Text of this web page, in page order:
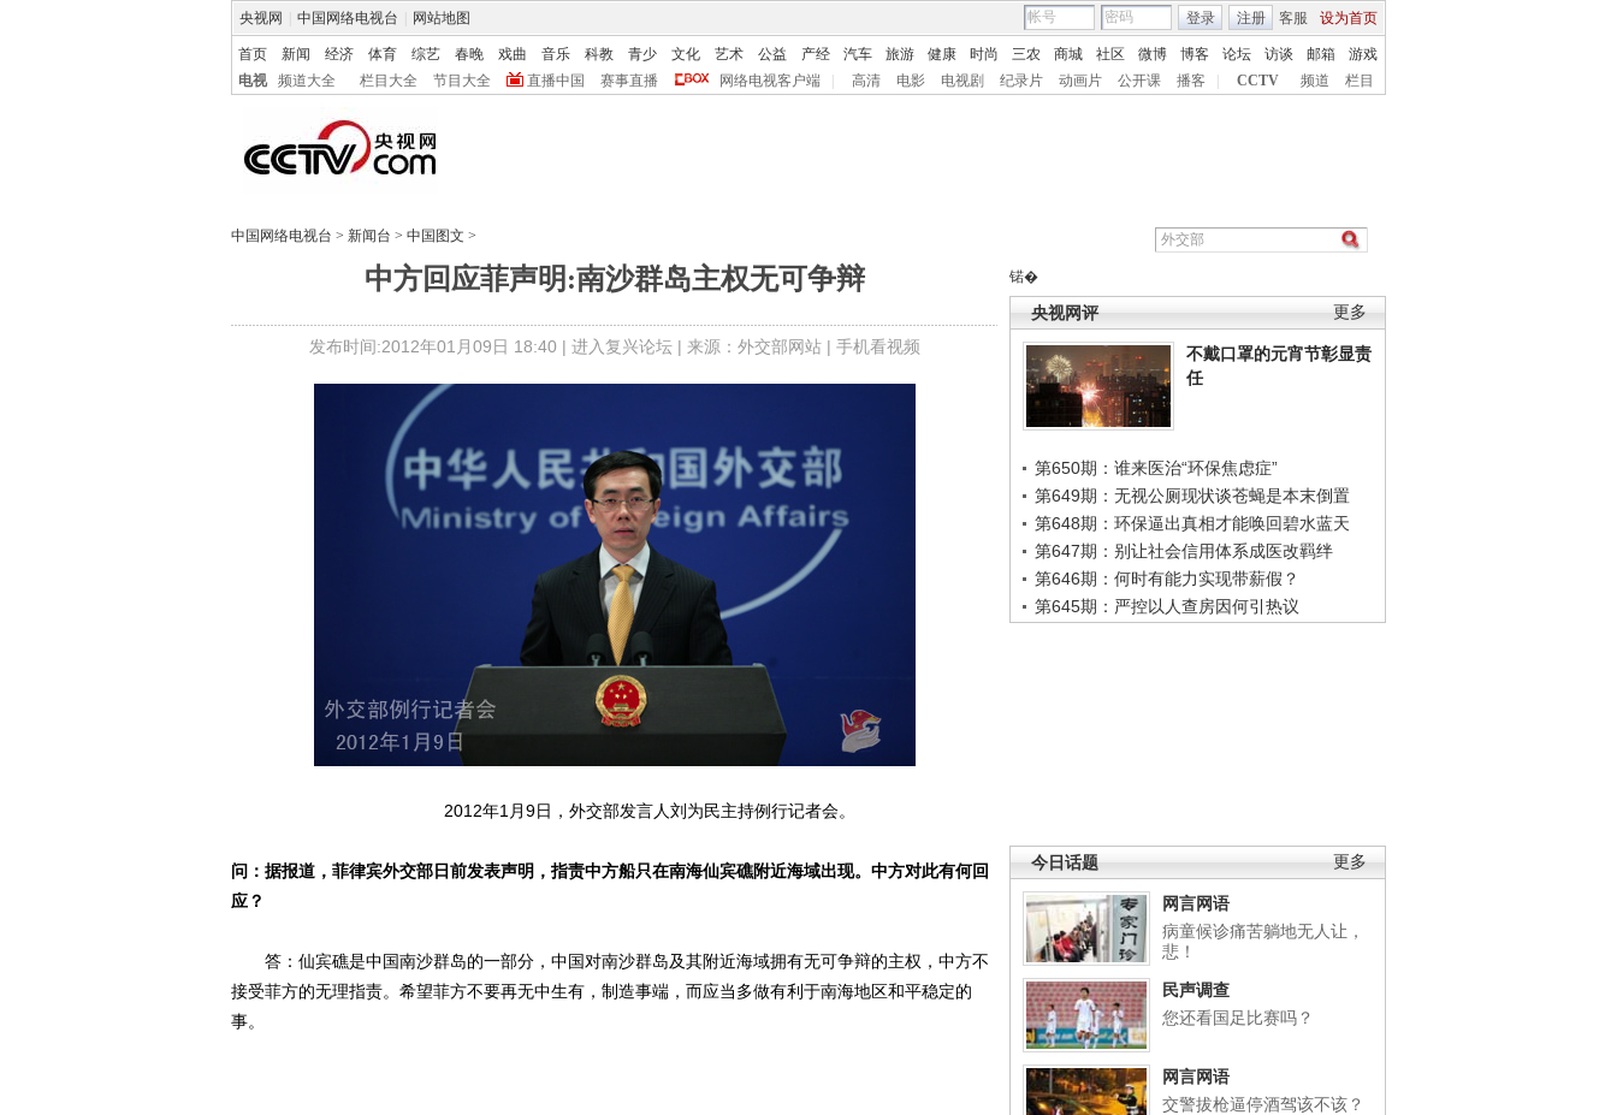
央视网 中国网络电视台 网站地图 客服 设为首页
登录 注册
首页 新闻 经济 体育 综艺 春晚 戏曲 音乐 科教 青少 文化 艺术 公益 产经 汽车 旅游 健康 时尚 三农 商城 社区 微博 博客 论坛 访谈 邮箱
游戏
电视
频道大全 栏目大全 节目大全 直播中国 赛事直播 网络电视客户端 高清 电影 电视剧 纪录片 动画片 公开课 播客 CCTV 频道 栏目
中国网络电视台 > 新闻台 > 中国图文 >
中方回应菲声明:南沙群岛主权无可争辩
发布时间:2012年01月09日 18:40 | 进入复兴论坛| 来源：外交部网站 | 手机看视频
锘�
更多
央视网评
不戴口罩的元宵节彰显责
任
第650期：谁来医治“环保焦虑症”
第649期：无视公厕现状谈苍蝇是本末倒置
第648期：环保逼出真相才能唤回碧水蓝天
第647期：别让社会信用体系成医改羁绊
第646期：何时有能力实现带薪假？
第645期：严控以人查房因何引热议
更多
今日话题
网言网语
病童候诊痛苦躺地无人让，
悲！
民声调查
您还看国足比赛吗？
网言网语
交警拔枪逼停酒驾该不该？
2012年1月9日，外交部发言人刘为民主持例行记者会。
问：据报道，菲律宾外交部日前发表声明，指责中方船只在南海仙宾礁附近海域出现。中方对此有何回
应？
答：仙宾礁是中国南沙群岛的一部分，中国对南沙群岛及其附近海域拥有无可争辩的主权，中方不
接受菲方的无理指责。希望菲方不要再无中生有，制造事端，而应当多做有利于南海地区和平稳定的
事。